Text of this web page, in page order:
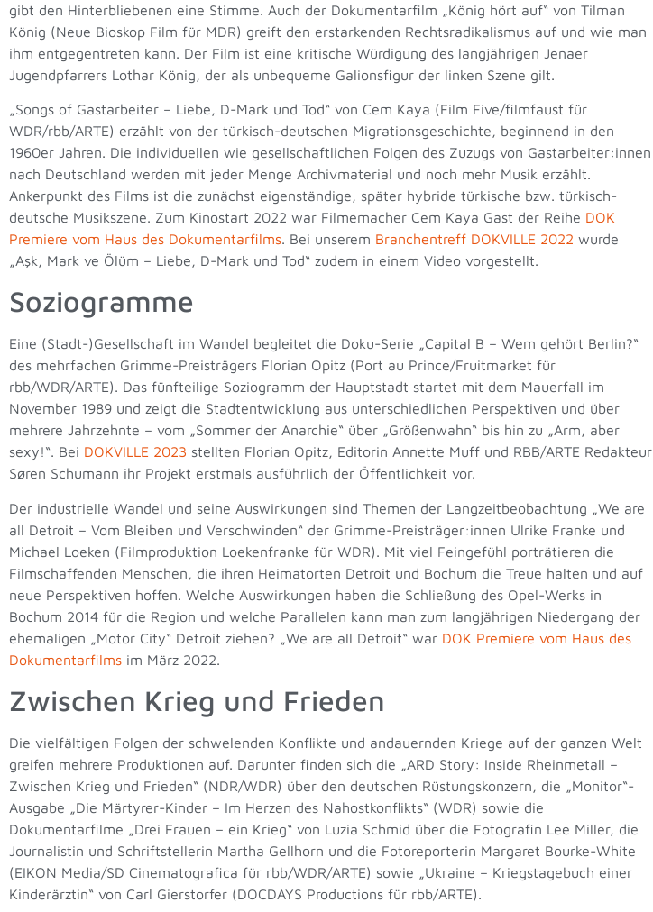
gibt den Hinterbliebenen eine Stimme. Auch der Dokumentarfilm „König hört auf“ von Tilman
König (Neue Bioskop Film für MDR) greift den erstarkenden Rechtsradikalismus auf und wie man
ihm entgegentreten kann. Der Film ist eine kritische Würdigung des langjährigen Jenaer
Jugendpfarrers Lothar König, der als unbequeme Galionsfigur der linken Szene gilt.
„Songs of Gastarbeiter – Liebe, D-Mark und Tod“ von Cem Kaya (Film Five/filmfaust für
WDR/rbb/ARTE) erzählt von der türkisch-deutschen Migrationsgeschichte, beginnend in den
1960er Jahren. Die individuellen wie gesellschaftlichen Folgen des Zuzugs von Gastarbeiter:innen
nach Deutschland werden mit jeder Menge Archivmaterial und noch mehr Musik erzählt.
Ankerpunkt des Films ist die zunächst eigenständige, später hybride türkische bzw. türkisch-
deutsche Musikszene. Zum Kinostart 2022 war Filmemacher Cem Kaya Gast der Reihe DOK
Premiere vom Haus des Dokumentarfilms. Bei unserem Branchentreff DOKVILLE 2022 wurde
„Aşk, Mark ve Ölüm – Liebe, D-Mark und Tod“ zudem in einem Video vorgestellt.
Soziogramme
Eine (Stadt-)Gesellschaft im Wandel begleitet die Doku-Serie „Capital B – Wem gehört Berlin?“
des mehrfachen Grimme-Preisträgers Florian Opitz (Port au Prince/Fruitmarket für
rbb/WDR/ARTE). Das fünfteilige Soziogramm der Hauptstadt startet mit dem Mauerfall im
November 1989 und zeigt die Stadtentwicklung aus unterschiedlichen Perspektiven und über
mehrere Jahrzehnte – vom „Sommer der Anarchie“ über „Größenwahn“ bis hin zu „Arm, aber
sexy!“. Bei DOKVILLE 2023 stellten Florian Opitz, Editorin Annette Muff und RBB/ARTE Redakteur
Søren Schumann ihr Projekt erstmals ausführlich der Öffentlichkeit vor.
Der industrielle Wandel und seine Auswirkungen sind Themen der Langzeitbeobachtung „We are
all Detroit – Vom Bleiben und Verschwinden“ der Grimme-Preisträger:innen Ulrike Franke und
Michael Loeken (Filmproduktion Loekenfranke für WDR). Mit viel Feingefühl porträtieren die
Filmschaffenden Menschen, die ihren Heimatorten Detroit und Bochum die Treue halten und auf
neue Perspektiven hoffen. Welche Auswirkungen haben die Schließung des Opel-Werks in
Bochum 2014 für die Region und welche Parallelen kann man zum langjährigen Niedergang der
ehemaligen „Motor City“ Detroit ziehen? „We are all Detroit“ war DOK Premiere vom Haus des
Dokumentarfilms im März 2022.
Zwischen Krieg und Frieden
Die vielfältigen Folgen der schwelenden Konflikte und andauernden Kriege auf der ganzen Welt
greifen mehrere Produktionen auf. Darunter finden sich die „ARD Story: Inside Rheinmetall –
Zwischen Krieg und Frieden“ (NDR/WDR) über den deutschen Rüstungskonzern, die „Monitor“-
Ausgabe „Die Märtyrer-Kinder – Im Herzen des Nahostkonflikts“ (WDR) sowie die
Dokumentarfilme „Drei Frauen – ein Krieg“ von Luzia Schmid über die Fotografin Lee Miller, die
Journalistin und Schriftstellerin Martha Gellhorn und die Fotoreporterin Margaret Bourke-White
(EIKON Media/SD Cinematografica für rbb/WDR/ARTE) sowie „Ukraine – Kriegstagebuch einer
Kinderärztin“ von Carl Gierstorfer (DOCDAYS Productions für rbb/ARTE).